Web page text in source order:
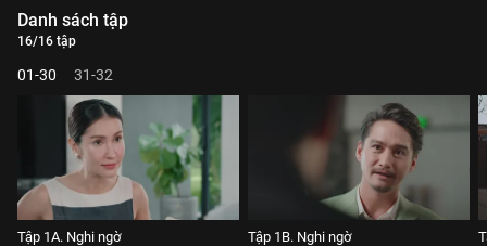
Danh sách tập
16/16 tập
01-30 31-32
Tập 1A. Nghi ngờ Tập 1B. Nghi ngờ